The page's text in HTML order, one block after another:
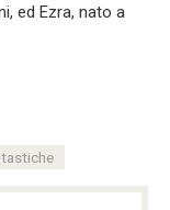
ed Ezra, nato a